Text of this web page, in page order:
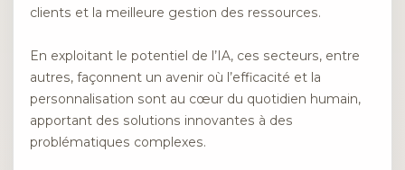
clients et la meilleure gestion des ressources.
En exploitant le potentiel de l’IA, ces secteurs, entre
autres, façonnent un avenir où l’efficacité et la
personnalisation sont au cœur du quotidien humain,
apportant des solutions innovantes à des
problématiques complexes.